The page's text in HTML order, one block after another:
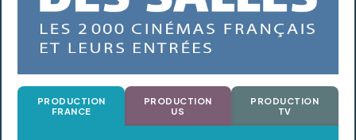
PRODUCTION
FRANCE
PRODUCTION
US
PRODUCTION
TV